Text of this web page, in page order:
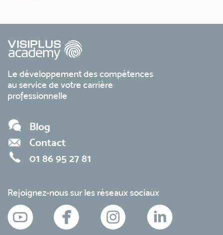
Le développement des compétences
au service de votre carrière
professionnelle
Blog
Contact
01 86 95 27 81
Rejoignez-nous sur les réseaux sociaux